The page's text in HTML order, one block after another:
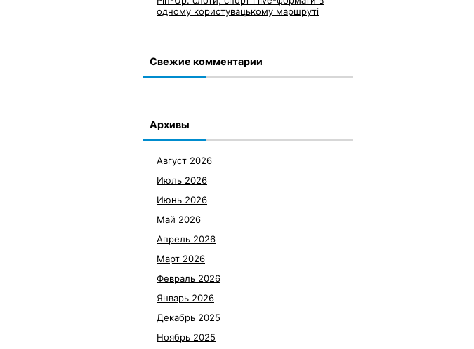
одному користувацькому маршруті
Свежие комментарии
Архивы
Август 2026
Июль 2026
Июнь 2026
Май 2026
Апрель 2026
Март 2026
Февраль 2026
Январь 2026
Декабрь 2025
Ноябрь 2025